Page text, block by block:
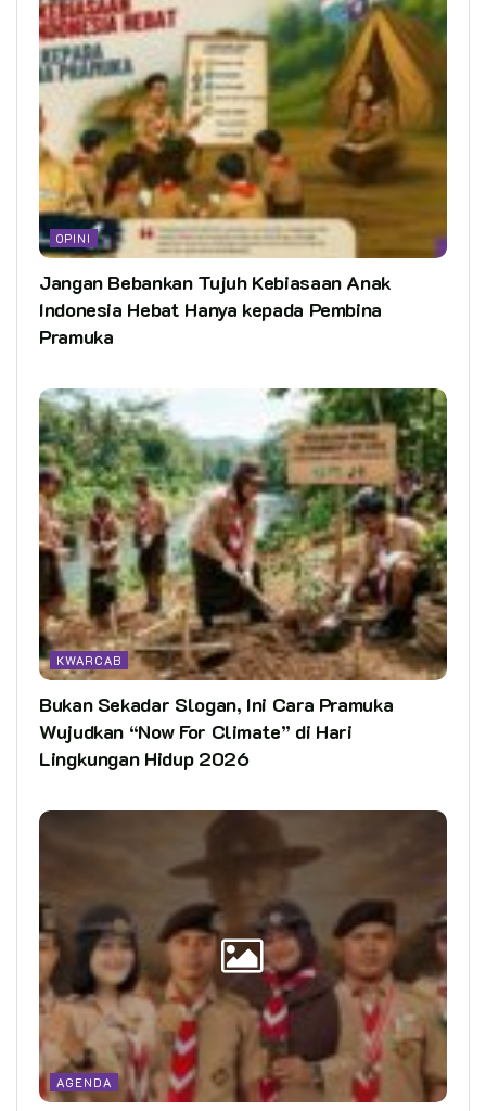
OPINI
Jangan Bebankan Tujuh Kebiasaan Anak
Indonesia Hebat Hanya kepada Pembina
Pramuka
KWARCAB
Bukan Sekadar Slogan, Ini Cara Pramuka
Wujudkan “Now For Climate” di Hari
Lingkungan Hidup 2026
AGENDA